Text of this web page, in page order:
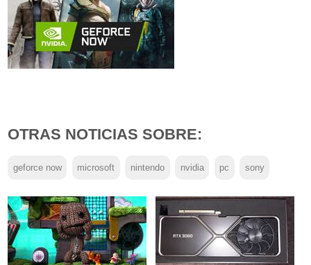
OTRAS NOTICIAS SOBRE:
geforce now microsoft nintendo nvidia pc sony